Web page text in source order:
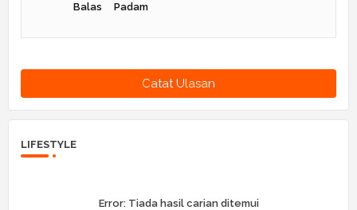
Balas Padam
Catat Ulasan
LIFESTYLE
Error:Tiada hasil carian ditemui